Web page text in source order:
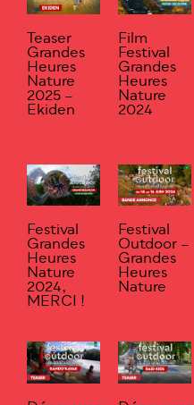
Teaser
Grandes
Heures
Nature
2025 –
Ekiden
Film
Festival
Grandes
Heures
Nature
2024
Festival
Grandes
Heures
Nature
2024,
MERCI !
Festival
Outdoor –
Grandes
Heures
Nature